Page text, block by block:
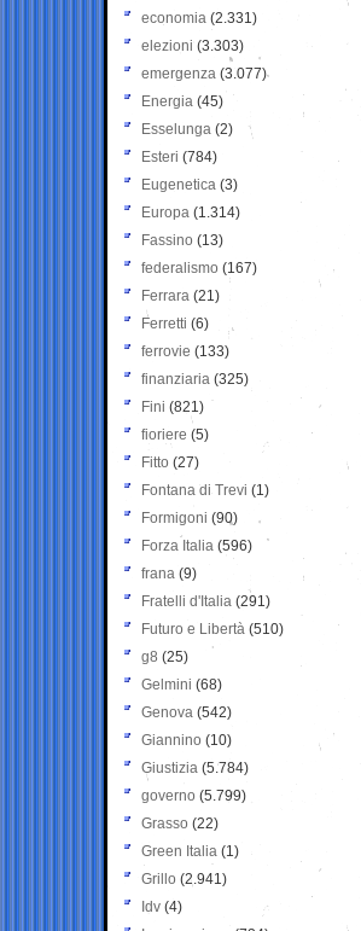
economia (2.331)
elezioni (3.303)
emergenza (3.077)
Energia (45)
Esselunga (2)
Esteri (784)
Eugenetica (3)
Europa (1.314)
Fassino (13)
federalismo (167)
Ferrara (21)
Ferretti (6)
ferrovie (133)
finanziaria (325)
Fini (821)
fioriere (5)
Fitto (27)
Fontana di Trevi (1)
Formigoni (90)
Forza Italia (596)
frana (9)
Fratelli d'Italia (291)
Futuro e Libertà (510)
g8 (25)
Gelmini (68)
Genova (542)
Giannino (10)
Giustizia (5.784)
governo (5.799)
Grasso (22)
Green Italia (1)
Grillo (2.941)
Idv (4)